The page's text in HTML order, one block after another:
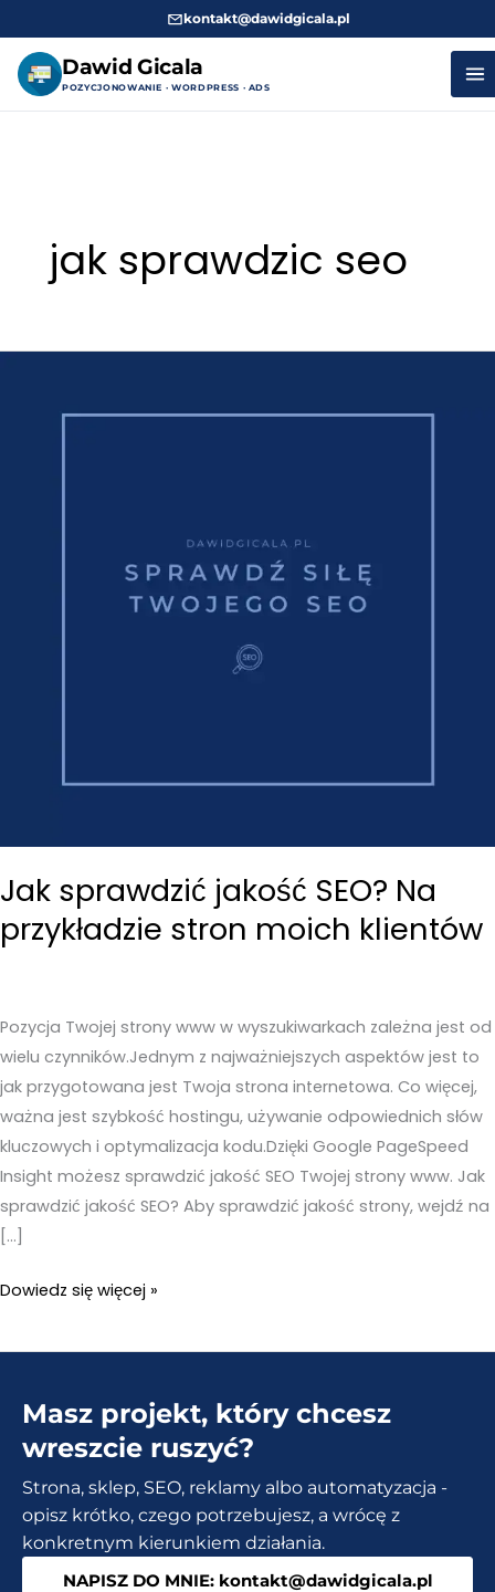
kontakt@dawidgicala.pl
Dawid Gicala
POZYCJONOWANIE · WORDPRESS · ADS
jak sprawdzic seo
Jak sprawdzić jakość SEO? Na
przykładzie stron moich klientów
Pozycja Twojej strony www w wyszukiwarkach zależna jest od
wielu czynników.Jednym z najważniejszych aspektów jest to
jak przygotowana jest Twoja strona internetowa. Co więcej,
ważna jest szybkość hostingu, używanie odpowiednich słów
kluczowych i optymalizacja kodu.Dzięki Google PageSpeed
Insight możesz sprawdzić jakość SEO Twojej strony www. Jak
sprawdzić jakość SEO? Aby sprawdzić jakość strony, wejdź na
[…]
Jak
jakość
przykładzie
moich
klientów
Dowiedz się więcej »
Masz projekt, który chcesz
wreszcie ruszyć?
Strona, sklep, SEO, reklamy albo automatyzacja -
opisz krótko, czego potrzebujesz, a wrócę z
konkretnym kierunkiem działania.
NAPISZ DO MNIE: kontakt@dawidgicala.pl